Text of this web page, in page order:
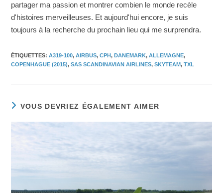
partager ma passion et montrer combien le monde recèle
d'histoires merveilleuses. Et aujourd'hui encore, je suis
toujours à la recherche du prochain lieu qui me surprendra.
ÉTIQUETTES:A319-100, AIRBUS, CPH, DANEMARK, ALLEMAGNE,
COPENHAGUE (2015), SAS SCANDINAVIAN AIRLINES, SKYTEAM, TXL
VOUS DEVRIEZ ÉGALEMENT AIMER